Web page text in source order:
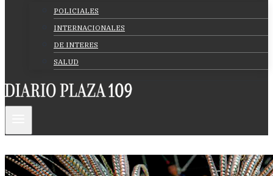
POLICIALES
INTERNACIONALES
DE INTERES
SALUD